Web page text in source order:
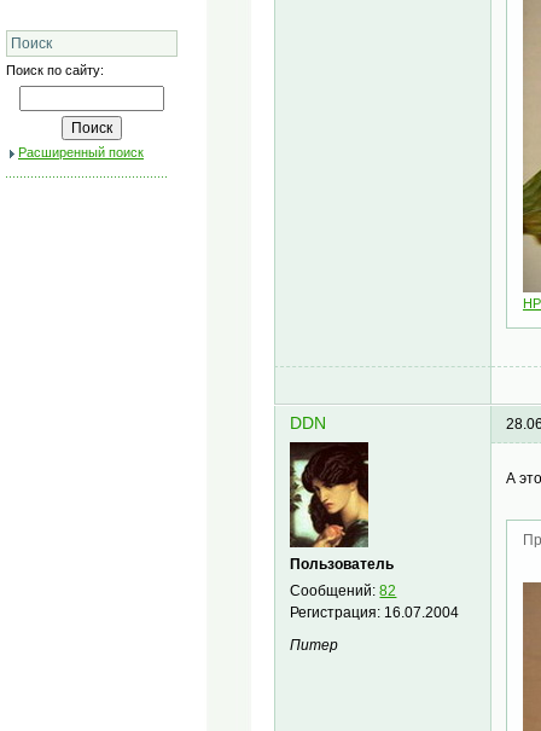
Поиск
Поиск по сайту:
Расширенный поиск
DDN
Пользователь
Сообщений:82
Регистрация: 16.07.2004
Питер
А